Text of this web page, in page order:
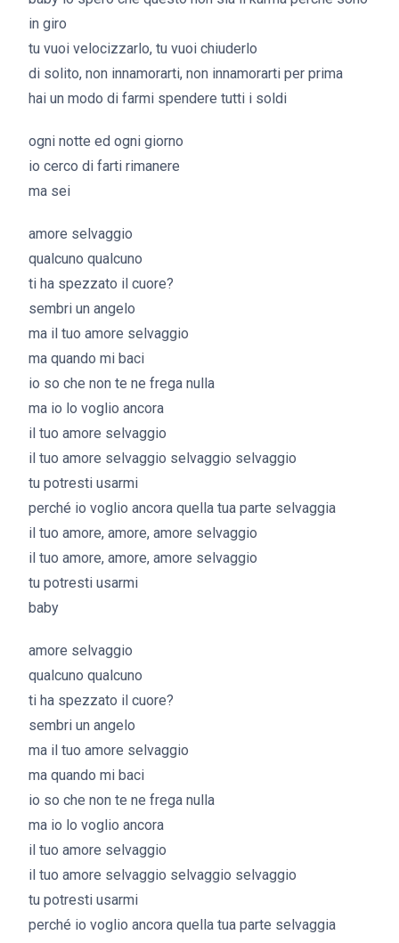
in giro
tu vuoi velocizzarlo, tu vuoi chiuderlo
di solito, non innamorarti, non innamorarti per prima
hai un modo di farmi spendere tutti i soldi
ogni notte ed ogni giorno
io cerco di farti rimanere
ma sei
amore selvaggio
qualcuno qualcuno
ti ha spezzato il cuore?
sembri un angelo
ma il tuo amore selvaggio
ma quando mi baci
io so che non te ne frega nulla
ma io lo voglio ancora
il tuo amore selvaggio
il tuo amore selvaggio selvaggio selvaggio
tu potresti usarmi
perché io voglio ancora quella tua parte selvaggia
il tuo amore, amore, amore selvaggio
il tuo amore, amore, amore selvaggio
tu potresti usarmi
baby
amore selvaggio
qualcuno qualcuno
ti ha spezzato il cuore?
sembri un angelo
ma il tuo amore selvaggio
ma quando mi baci
io so che non te ne frega nulla
ma io lo voglio ancora
il tuo amore selvaggio
il tuo amore selvaggio selvaggio selvaggio
tu potresti usarmi
perché io voglio ancora quella tua parte selvaggia